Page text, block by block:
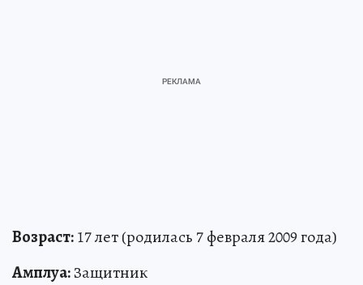
Возраст:17 лет (родилась 7 февраля 2009 года)
Амплуа:Защитник